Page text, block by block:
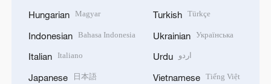
Hungarian Magyar
Indonesian Bahasa Indonesia
Italian Italiano
Japanese 日本語
Turkish Türkçe
Ukrainian Українська
Urdu اردو
Vietnamese Tiếng Việt